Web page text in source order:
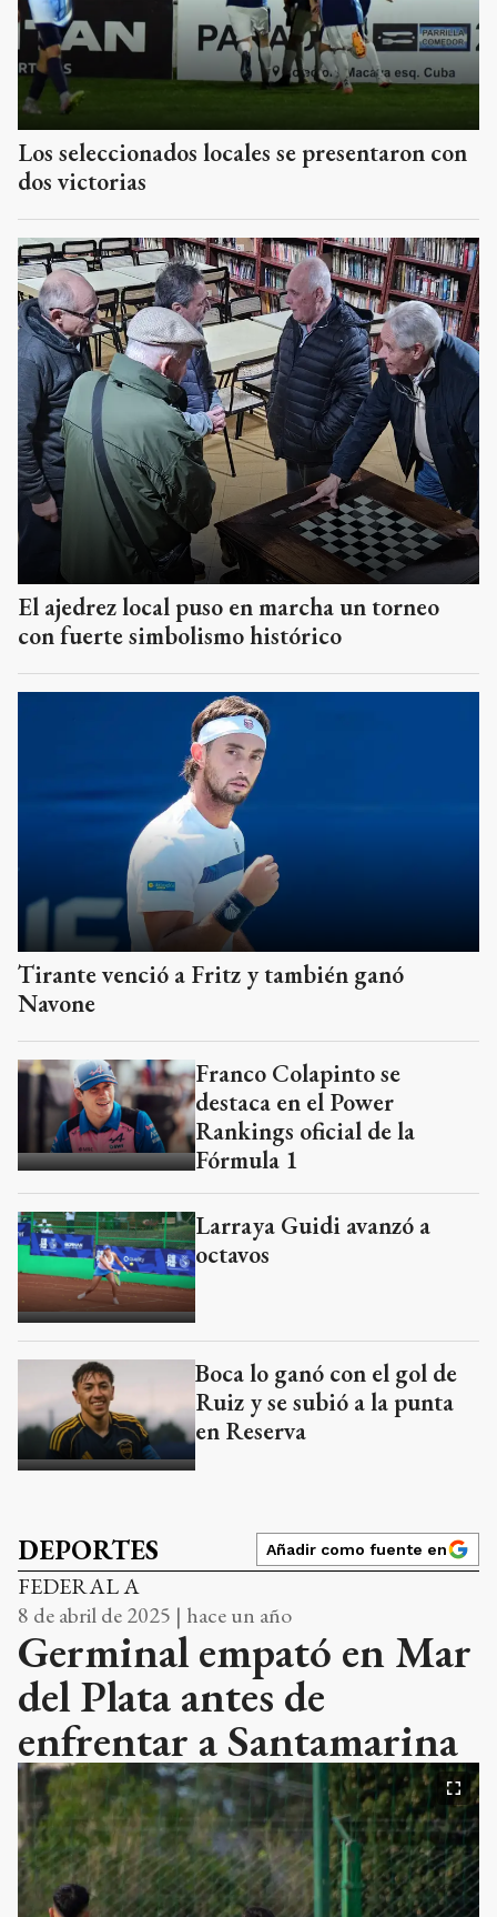
Los seleccionados locales se presentaron con
dos victorias
El ajedrez local puso en marcha un torneo
con fuerte simbolismo histórico
Tirante venció a Fritz y también ganó
Navone
Franco Colapinto se
destaca en el Power
Rankings oficial de la
Fórmula 1
Larraya Guidi avanzó a
octavos
Boca lo ganó con el gol de
Ruiz y se subió a la punta
en Reserva
DEPORTES Añadir como fuente en
FEDERAL A
8 de abril de 2025 | hace un año
Germinal empató en Mar
del Plata antes de
enfrentar a Santamarina